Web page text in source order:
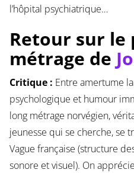
l’hôpital psychiatrique…
Retour sur le
métrage de
Critique : Entre amertume
psychologique et humour
long métrage norvégien,
jeunesse qui se cherche, se
Vague française (structure
sonore et visuel). On